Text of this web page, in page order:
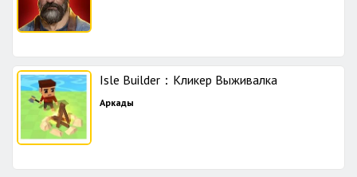
Isle Builder：Кликер Выживалка
Аркады